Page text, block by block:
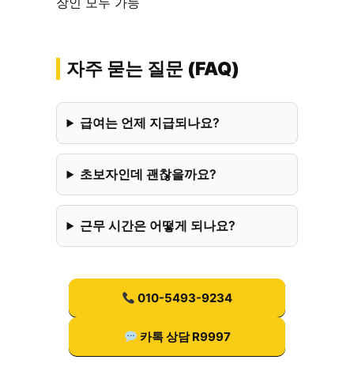
자주 묻는 질문 (FAQ)
급여는 언제 지급되나요?
초보자인데 괜찮을까요?
근무 시간은 어떻게 되나요?
010-5493-9234
카톡 상담 R9997